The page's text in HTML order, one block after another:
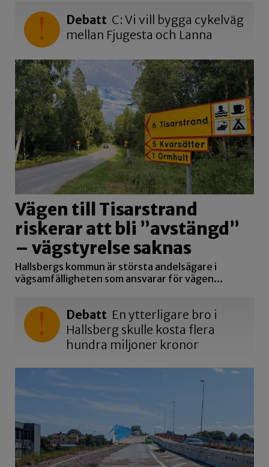
Debatt C: Vi vill bygga cykelväg
mellan Fjugesta och Lanna
Vägen till Tisarstrand
riskerar att bli ”avstängd”
– vägstyrelse saknas
Hallsbergs kommun är största andelsägare i
vägsamfälligheten som ansvarar för vägen…
Debatt En ytterligare bro i
Hallsberg skulle kosta flera
hundra miljoner kronor